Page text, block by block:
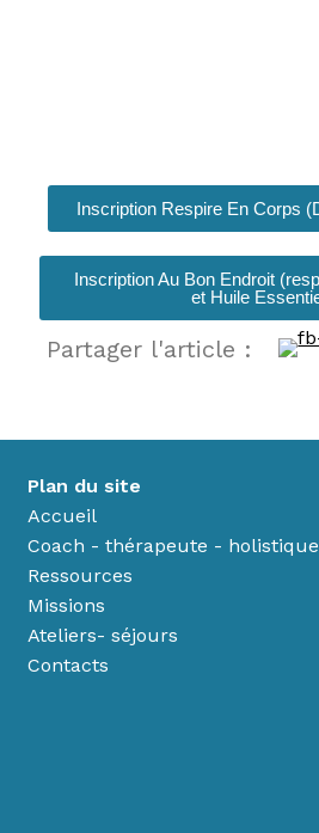
Inscription Respire En Corps
Inscription Au Bon Endroit
et Huile
Partager l'article :
Plan du site
Accueil
Coach - thérapeute - holistique
Ressources
Missions
Ateliers- séjours
Contacts